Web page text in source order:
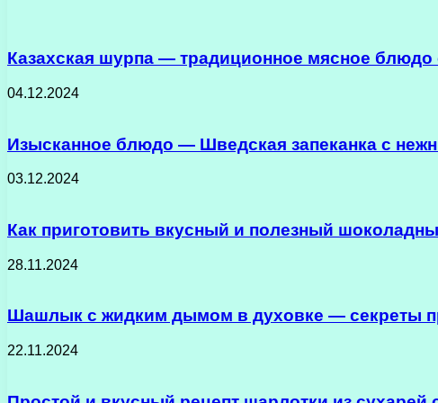
Казахская шурпа — традиционное мясное
04.12.2024
Изысканное блюдо — Шведская запеканка с
03.12.2024
Как приготовить вкусный и полезный
28.11.2024
Шашлык с жидким дымом в духовке — секреты
22.11.2024